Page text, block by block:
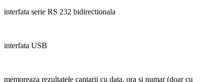
interfata serie RS 232 bidirectionala
interfata USB
memoreaza rezultatele cantarii cu data, ora si numar (doar cu